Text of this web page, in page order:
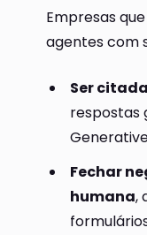
Empresas
agentes com
Ser
respostas
Fechar
humana,